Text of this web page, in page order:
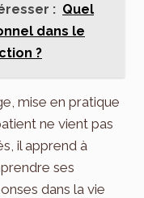
: Quel
dans le
?
mise en pratique
ne vient pas
il apprend à
ses
dans la vie